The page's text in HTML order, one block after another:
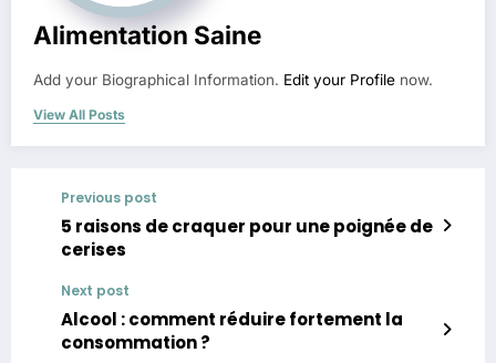
Alimentation Saine
Add your Biographical Information. Edit your Profile now.
View All Posts
Previous post
5 raisons de craquer pour une poignée de
cerises
Next post
Alcool : comment réduire fortement la
consommation ?